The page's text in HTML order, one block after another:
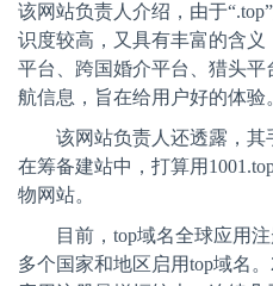
该网站负责人介绍，由于“.top
识度较高，又具有丰富的含
平台、跨国婚介平台、猎头
航信息，旨在给用户好的体验
该网站负责人还透露，其
在筹备建站中，打算用
物网站。
目前， top域名全球应用
多个国家和地区启用top域名。